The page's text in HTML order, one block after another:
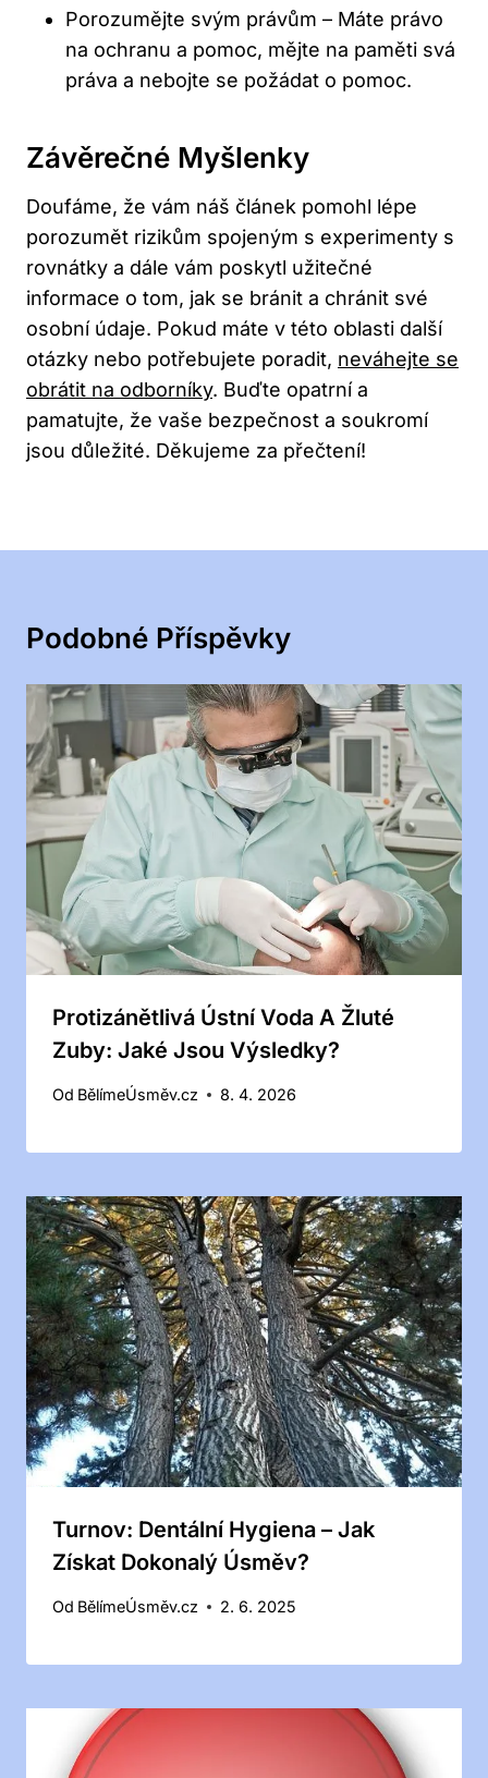
Porozumějte svým právům – Máte právo
na ochranu a pomoc, mějte na paměti svá
práva a nebojte se požádat o pomoc.
Závěrečné Myšlenky
Doufáme, že vám náš článek pomohl lépe
porozumět rizikům spojeným s experimenty s
rovnátky a dále vám poskytl užitečné
informace o tom, jak se bránit a chránit své
osobní údaje. Pokud máte v této oblasti další
otázky nebo potřebujete poradit, neváhejte se
obrátit na odborníky. Buďte opatrní a
pamatujte, že vaše bezpečnost a soukromí
jsou důležité. Děkujeme za přečtení!
Podobné Příspěvky
Protizánětlivá Ústní Voda A Žluté
Zuby: Jaké Jsou Výsledky?
Od BělímeÚsměv.cz 8. 4. 2026
Turnov: Dentální Hygiena – Jak
Získat Dokonalý Úsměv?
Od BělímeÚsměv.cz 2. 6. 2025